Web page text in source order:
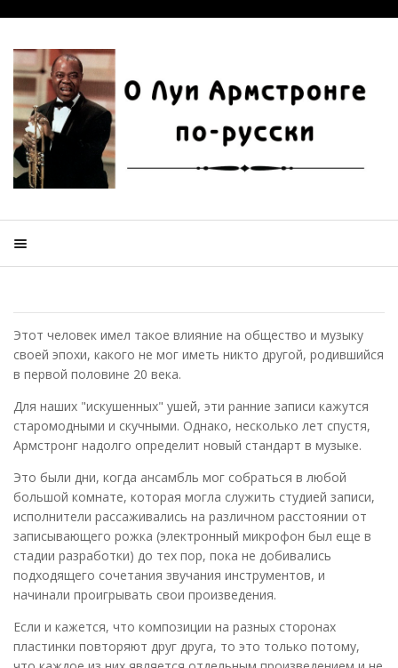
Этот человек имел такое влияние на общество и музыку
своей эпохи, какого не мог иметь никто другой, родившийся
в первой половине 20 века.
Для наших "искушенных" ушей, эти ранние записи кажутся
старомодными и скучными. Однако, несколько лет спустя,
Армстронг надолго определит новый стандарт в музыке.
Это были дни, когда ансамбль мог собраться в любой
большой комнате, которая могла служить студией записи,
исполнители рассаживались на различном расстоянии от
записывающего рожка (электронный микрофон был еще в
стадии разработки) до тех пор, пока не добивались
подходящего сочетания звучания инструментов, и
начинали проигрывать свои произведения.
Если и кажется, что композиции на разных сторонах
пластинки повторяют друг друга, то это только потому,